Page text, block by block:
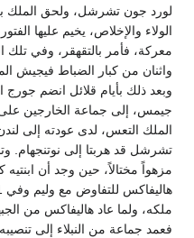
لورد جون تشرشل، ولحق الملك
الولاء والإخلاص، يخيم عليها
وبعد ذلك بأيام قلائل انضم جورج
جيمس، إلى جماعة الخارجين على
الملك التعس، لدى عودته إلى
تشرشل قد هربتا إلى نوتنجهام.
مزهواً مختالاً، حين وجد أن ابنتيه
ملكه، ولما عاد هاليفاكس من